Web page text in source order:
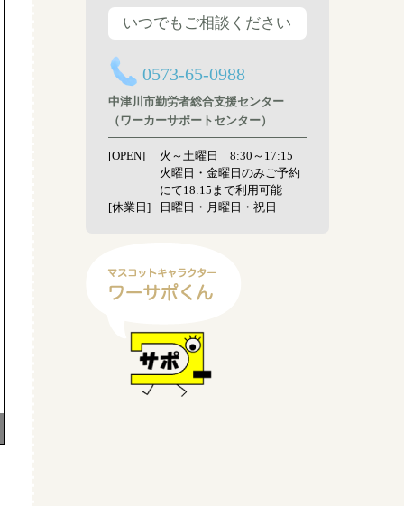
いつでもご相談ください
0573-65-0988
中津川市勤労者総合支援センター
（ワーカーサポートセンター）
[OPEN]
火～土曜日 8:30～17:15
火曜日・金曜日のみご予約
にて18:15まで利用可能
[休業日]
日曜日・月曜日・祝日